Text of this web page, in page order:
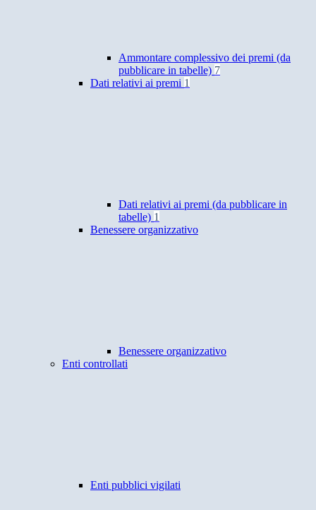
Ammontare complessivo dei premi (da
pubblicare in tabelle) 7
Dati relativi ai premi 1
Dati relativi ai premi (da pubblicare in
tabelle) 1
Benessere organizzativo
Benessere organizzativo
Enti controllati
Enti pubblici vigilati